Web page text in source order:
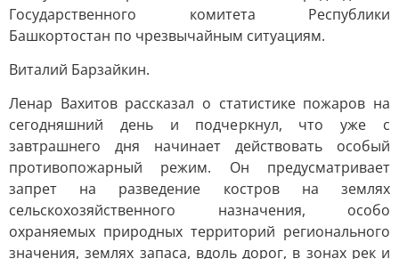
Государственного комитета Республики
Башкортостан по чрезвычайным ситуациям.
Виталий Барзайкин.
Ленар Вахитов рассказал о статистике пожаров на
сегодняшний день и подчеркнул, что уже с
завтрашнего дня начинает действовать особый
противопожарный режим. Он предусматривает
запрет на разведение костров на землях
сельскохозяйственного назначения, особо
охраняемых природных территорий регионального
значения, землях запаса, вдоль дорог, в зонах рек и